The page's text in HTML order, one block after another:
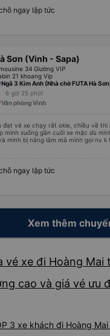
ngay lập tức
Sơn (Vinh - Sapa)
34 Giường VIP
21 khoang Vip
Ngã 3 Kim Anh (Nhà chờ FUTA Hà
6 giờ 25 phút
Văn phòng Vinh
đạt vé xe chạy rất okie, chiều về thì
mình xuống gần cuối xe mặc dù
mình bị nắng lắm mà mình gọi nv k
mình chuyển sang xe khác cũng
ngay lập tức
Xem thêm
vé xe đi Hoàng Mai
cao và giá vé ưu
3 xe khách đi Hoàng